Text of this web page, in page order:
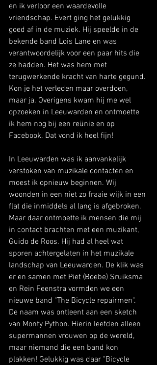
en ik verloor een waardevolle
vriendschap. Evert ging het gelukkig
goed af in de muziek. Hij speelde in de
bekende band Lois Lane en was
verantwoordelijk voor een paar hits die
ze hadden. Het was hem met
terugwerkende kracht van harte gegund.
Kon je het verleden maar overdoen,
maar ja. Overigens kwam hij me wel
opzoeken in Leeuwarden en ontmoette
ik hem nog bij een reünie en op
Facebook. Dat vond ik heel fijn!
In Leeuwarden was ik aanvankelijk
verstoken van muzikale contacten en
moest ik opnieuw beginnen. Wij
woonden in een niet zo fraaie wijk in een
flat die inmiddels al lang is afgebroken.
Maar daar ontmoette ik mensen die mij
in contact brachten met een muzikant,
Guido de Roos. Hij had al heel wat
sporen achtergelaten in het muzikale
landschap van Leeuwarden. De klik was
er en samen met Piet (Boebe) Sruiksma
en Rein Feenstra vormden we een
nieuwe band "The Bicycle repairmen".
De naam was ontleent aan een sketch
van Monty Python. Hierin leefden alleen
supermannen vrouwen op de wereld,
maar niemand die een band kon
plakken! Gelukkig was daar "Bicycle